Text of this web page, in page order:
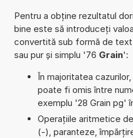
Pentru a obține rezultatul
bine este să introduceți
convertită sub formă de
sau pur și simplu '76 Grain':
În majoritatea
poate fi omis între
exemplu '28 Grain pg'
Operațiile aritmetice
(-), paranteze,